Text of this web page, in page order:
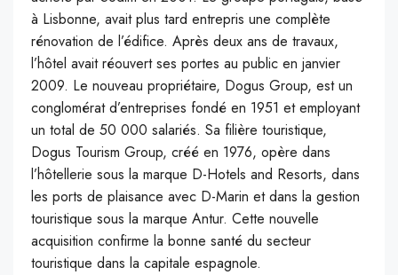
à Lisbonne, avait plus tard entrepris une complète
rénovation de l’édifice. Après deux ans de travaux,
l’hôtel avait réouvert ses portes au public en janvier
2009. Le nouveau propriétaire, Dogus Group, est un
conglomérat d’entreprises fondé en 1951 et employant
un total de 50 000 salariés. Sa filière touristique,
Dogus Tourism Group, créé en 1976, opère dans
l’hôtellerie sous la marque D-Hotels and Resorts, dans
les ports de plaisance avec D-Marin et dans la gestion
touristique sous la marque Antur. Cette nouvelle
acquisition confirme la bonne santé du secteur
touristique dans la capitale espagnole.